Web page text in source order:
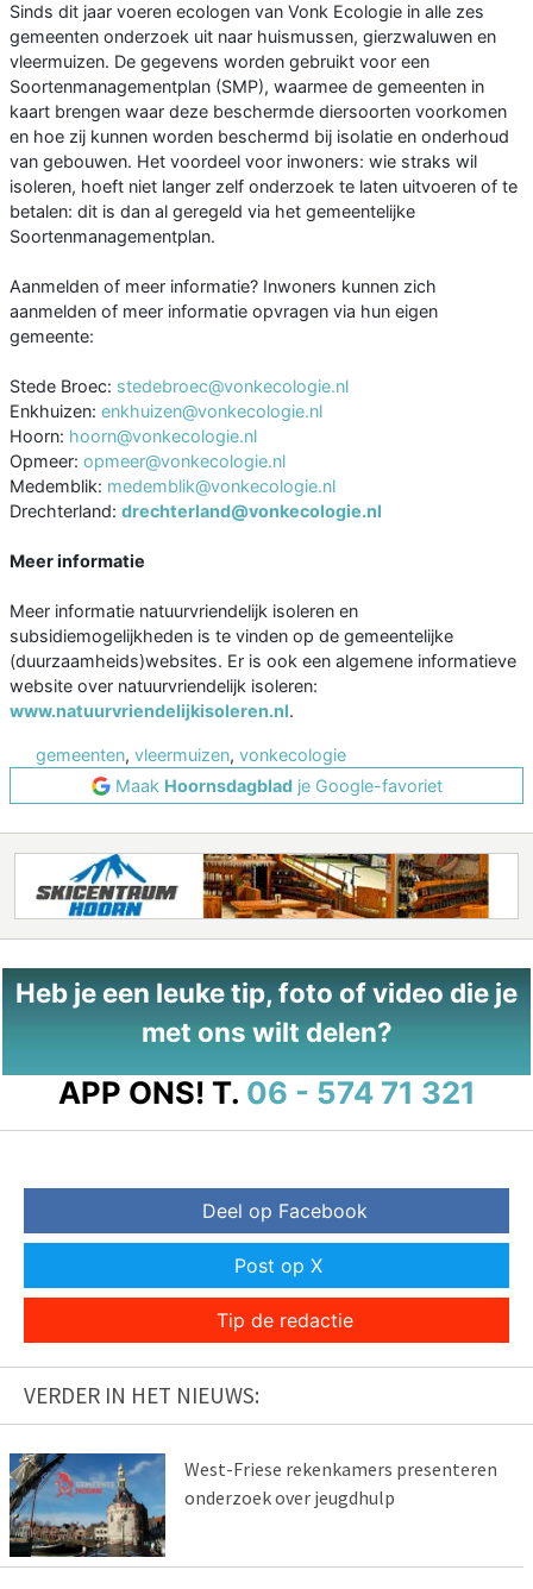
Sinds dit jaar voeren ecologen van Vonk Ecologie in alle zes
gemeenten onderzoek uit naar huismussen, gierzwaluwen en
vleermuizen. De gegevens worden gebruikt voor een
Soortenmanagementplan (SMP), waarmee de gemeenten in
kaart brengen waar deze beschermde diersoorten voorkomen
en hoe zij kunnen worden beschermd bij isolatie en onderhoud
van gebouwen. Het voordeel voor inwoners: wie straks wil
isoleren, hoeft niet langer zelf onderzoek te laten uitvoeren of te
betalen: dit is dan al geregeld via het gemeentelijke
Soortenmanagementplan.
Aanmelden of meer informatie? Inwoners kunnen zich
aanmelden of meer informatie opvragen via hun eigen
gemeente:
Stede Broec: stedebroec@vonkecologie.nl
Enkhuizen: enkhuizen@vonkecologie.nl
Hoorn: hoorn@vonkecologie.nl
Opmeer: opmeer@vonkecologie.nl
Medemblik: medemblik@vonkecologie.nl
Drechterland: drechterland@vonkecologie.nl
Meer informatie
Meer informatie natuurvriendelijk isoleren en
subsidiemogelijkheden is te vinden op de gemeentelijke
(duurzaamheids)websites. Er is ook een algemene informatieve
website over natuurvriendelijk isoleren:
www.natuurvriendelijkisoleren.nl.
gemeenten, vleermuizen, vonkecologie
Maak Hoornsdagbladje Google-favoriet
Heb je een leuke tip, foto of video die je
met ons wilt delen?
APP ONS! T. 06 - 574 71 321
Deel op Facebook
Post op X
Tip de redactie
VERDER IN HET NIEUWS:
West-Friese rekenkamers presenteren
onderzoek over jeugdhulp